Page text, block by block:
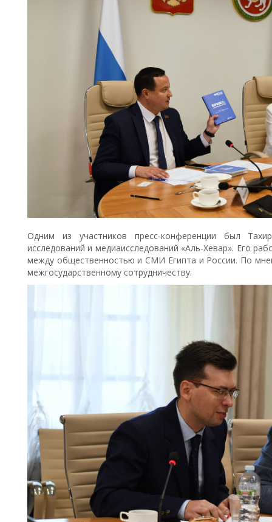
Одним из участников пресс-конференции был
исследований и медиаисследований «Аль-Хевар». Его
между общественностью и СМИ Египта и России. По
межгосударственному сотрудничеству.